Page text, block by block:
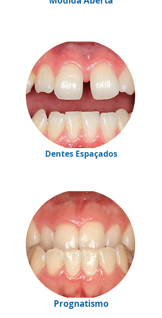
Dentes Espaçados
Prognatismo